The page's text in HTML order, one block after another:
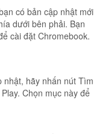
có bản cập nhật mới
dưới bên phải. Bạn
cài đặt Chromebook.
nhật, hãy nhấn nút Tìm
Chọn mục này để